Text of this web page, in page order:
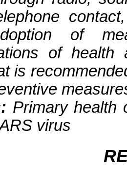
of
of
is
Primary health
virus